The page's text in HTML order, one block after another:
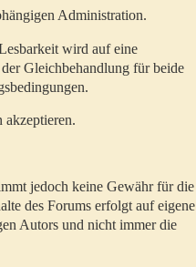
Administration.
wird auf eine
Gleichbehandlung für beide
akzeptieren.
jedoch keine Gewähr für die
des Forums erfolgt auf eigene
Autors und nicht immer die